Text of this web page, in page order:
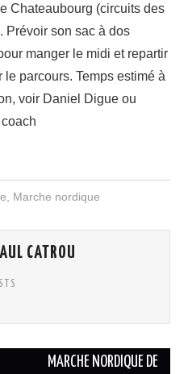
Chateaubourg (circuits des
Prévoir son sac à dos
manger le midi et repartir
le parcours. Temps estimé à
voir Daniel Digue ou
le coach
Marche nordique
CATROU
MARCHE NORDIQUE DE